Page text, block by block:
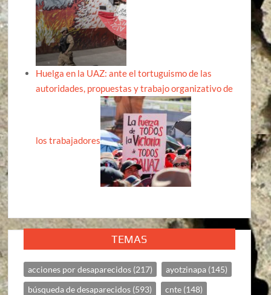
Huelga en la UAZ: ante el tortuguismo de las
autoridades, propuestas y trabajo organizativo de
los trabajadores
TEMAS
acciones por desaparecidos (217) ayotzinapa (145)
búsqueda de desaparecidos (593) cnte (148)